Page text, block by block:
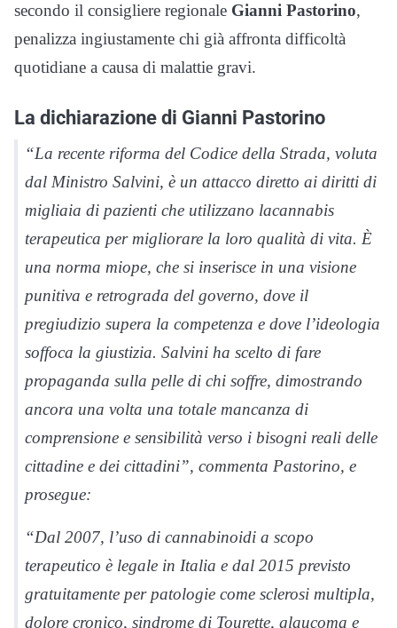
secondo il consigliere regionale Gianni Pastorino,
penalizza ingiustamente chi già affronta difficoltà
quotidiane a causa di malattie gravi.
La dichiarazione di Gianni Pastorino
“La recente riforma del Codice della Strada, voluta
dal Ministro Salvini, è un attacco diretto ai diritti di
migliaia di pazienti che utilizzano lacannabis
terapeutica per migliorare la loro qualità di vita. È
una norma miope, che si inserisce in una visione
punitiva e retrograda del governo, dove il
pregiudizio supera la competenza e dove l’ideologia
soffoca la giustizia. Salvini ha scelto di fare
propaganda sulla pelle di chi soffre, dimostrando
ancora una volta una totale mancanza di
comprensione e sensibilità verso i bisogni reali delle
cittadine e dei cittadini”, commenta Pastorino, e
prosegue:
“Dal 2007, l’uso di cannabinoidi a scopo
terapeutico è legale in Italia e dal 2015 previsto
gratuitamente per patologie come sclerosi multipla,
dolore cronico, sindrome di Tourette, glaucoma e